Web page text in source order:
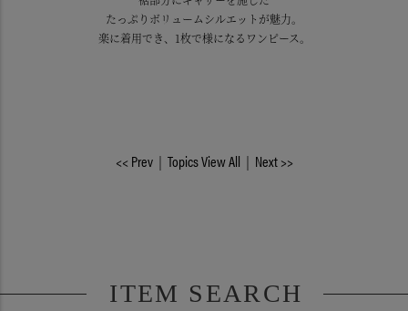
たっぷりボリュームシルエットが魅力。
楽に着用でき、1枚で様になるワンピース。
<< Prev｜ Topics View All ｜ Next >>
ITEM SEARCH